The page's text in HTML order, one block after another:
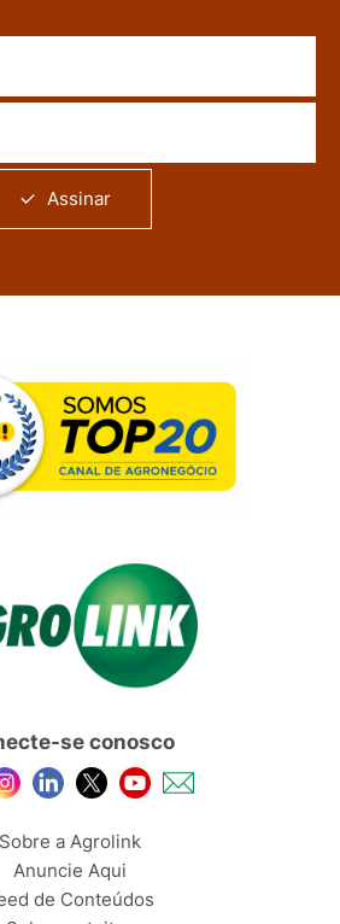
Assinar
se conosco
Sobre a Agrolink
Anuncie Aqui
de Conteúdos